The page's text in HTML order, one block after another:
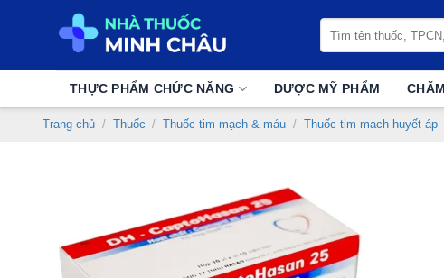
kiếm:
THỰC PHẨM CHỨC NĂNG DƯỢC MỸ PHẨM
Trang chủ / Thuốc / Thuốc tim mạch & máu / Thuốc tim mạch huyết áp